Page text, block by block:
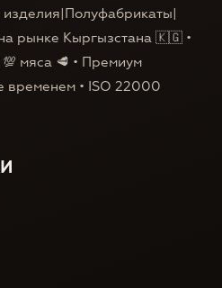
рынке Кыргызстана 🇰🇬 •
мяса 🥩 • Премиум
временем • ISO 22000